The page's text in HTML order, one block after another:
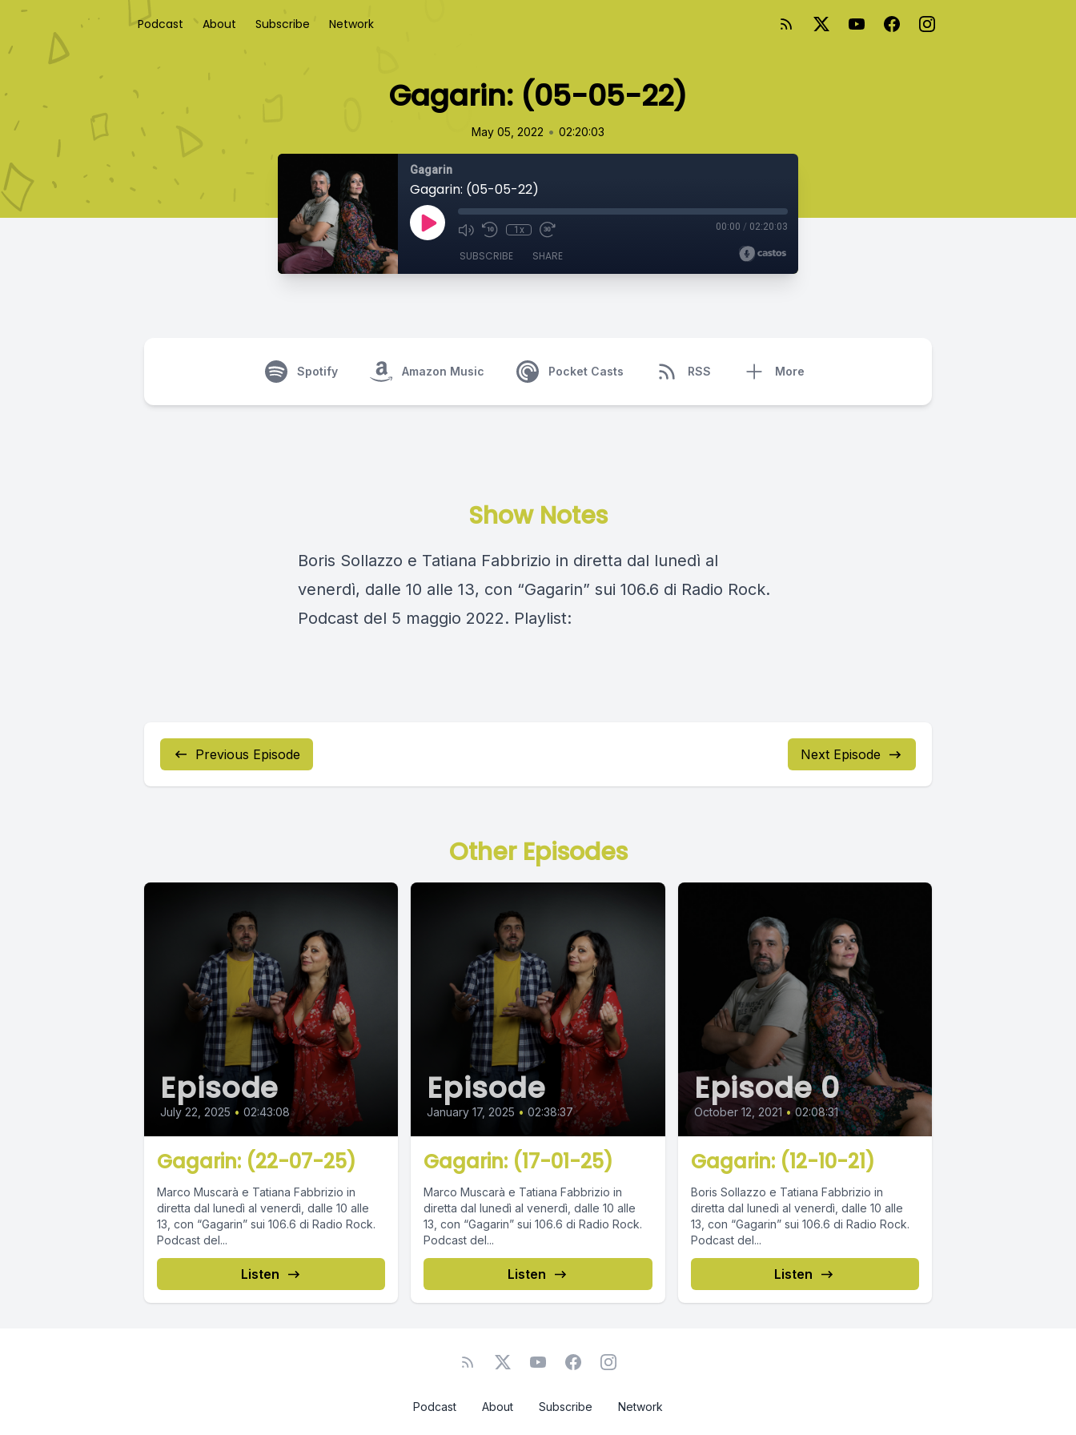
Podcast About Subscribe Network
Gagarin: (05-05-22)
May 05, 2022 • 02:20:03
Gagarin
Gagarin: (05-05-22)
1x 00:00 / 02:20:03
SUBSCRIBE SHARE
Spotify Amazon Music Pocket Casts RSS More
Show Notes
Boris Sollazzo e Tatiana Fabbrizio in diretta dal lunedì al
venerdì, dalle 10 alle 13, con “Gagarin” sui 106.6 di Radio Rock.
Podcast del 5 maggio 2022. Playlist:
Previous Episode Next Episode
Other Episodes
Episode
July 22, 2025 • 02:43:08
Gagarin: (22-07-25)
Marco Muscarà e Tatiana Fabbrizio in
diretta dal lunedì al venerdì, dalle 10 alle
13, con “Gagarin” sui 106.6 di Radio Rock.
Podcast del...
Listen
Episode
January 17, 2025 • 02:38:37
Gagarin: (17-01-25)
Marco Muscarà e Tatiana Fabbrizio in
diretta dal lunedì al venerdì, dalle 10 alle
13, con “Gagarin” sui 106.6 di Radio Rock.
Podcast del...
Listen
Episode 0
October 12, 2021 • 02:08:31
Gagarin: (12-10-21)
Boris Sollazzo e Tatiana Fabbrizio in
diretta dal lunedì al venerdì, dalle 10 alle
13, con “Gagarin” sui 106.6 di Radio Rock.
Podcast del...
Listen
Podcast About Subscribe Network